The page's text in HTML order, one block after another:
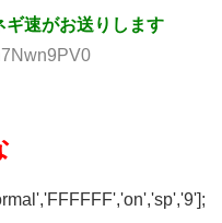
ギ速がお送りします